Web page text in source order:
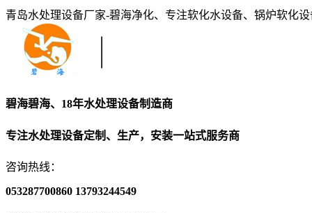
青岛水处理设备厂家-碧海净化、专注软化水设备、锅炉软化
碧海碧海、18年水处理设备制造商
专注水处理设备定制、生产，安装一站式服务商
咨询热线：
053287700860 13793244549